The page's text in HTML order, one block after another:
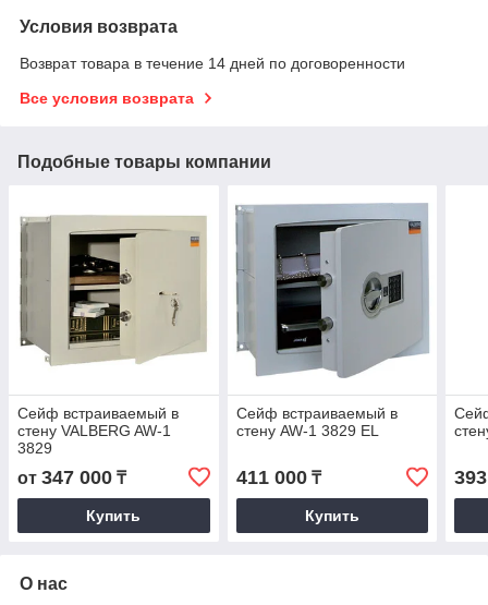
Условия возврата
Возврат товара в течение 14 дней по договоренности
Все условия возврата
Подобные товары компании
Сейф встраиваемый в
стену VALBERG AW-1
3829
от 347 000 ₸
Купить
Сейф встраиваемый в
стену AW-1 3829 EL
411 000₸
Купить
О нас